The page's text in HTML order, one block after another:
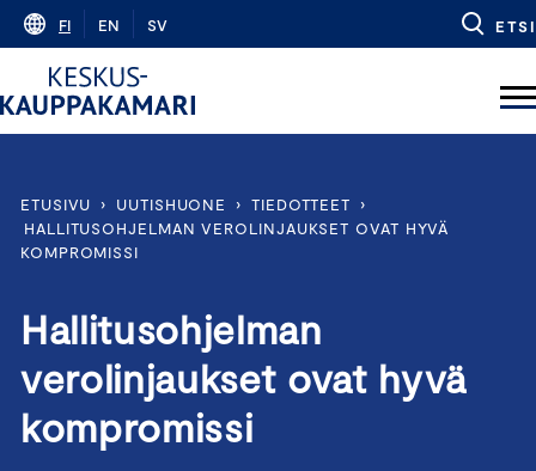
Skip
content
FI EN SV ETSI
ETUSIVU › UUTISHUONE › TIEDOTTEET
›
HALLITUSOHJELMAN VEROLINJAUKSET OVAT HYVÄ
KOMPROMISSI
Hallitusohjelman
verolinjaukset ovat hyvä
kompromissi